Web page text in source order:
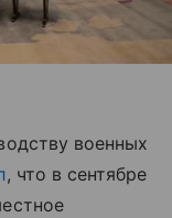
военных
, что в сентябре